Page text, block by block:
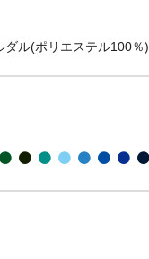
ダル(ポリエステル100％)